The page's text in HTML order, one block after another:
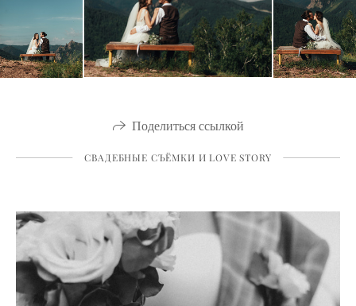
Поделиться ссылкой
СВАДЕБНЫЕ СЪЁМКИ И LOVE STORY